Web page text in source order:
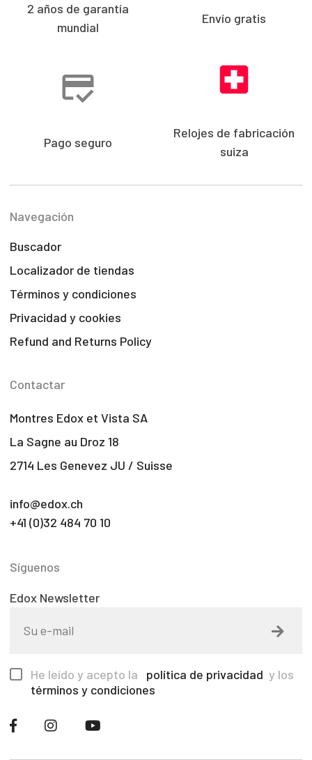
2 años de garantía
mundial
Envío gratis
Pago seguro
Relojes de fabricación
suiza
Navegación
Buscador
Localizador de tiendas
Términos y condiciones
Privacidad y cookies
Refund and Returns Policy
Contactar
Montres Edox et Vista SA
La Sagne au Droz 18
2714 Les Genevez JU / Suisse
info@edox.ch
+41 (0)32 484 70 10
Síguenos
Edox Newsletter
He leído y acepto la política de privacidad y los
términos y condiciones